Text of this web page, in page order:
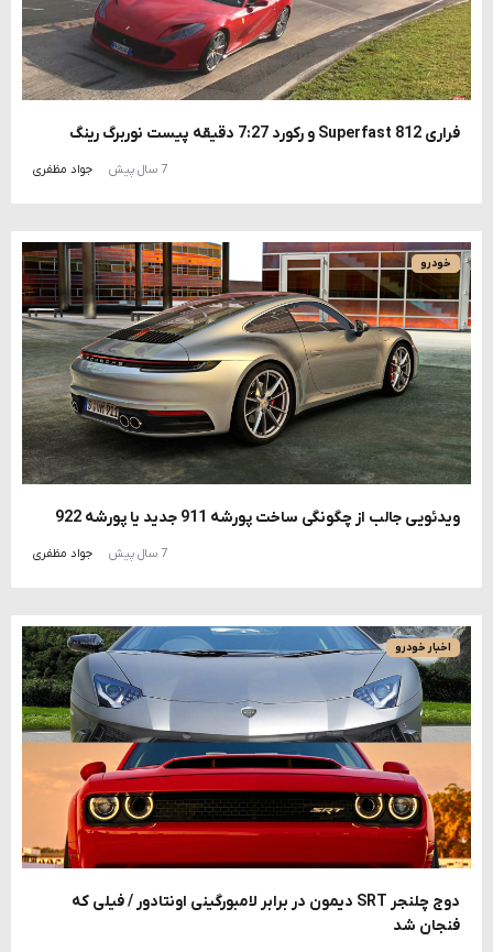
فراری 812 Superfast و رکورد 7:27 دقیقه پیست نوربرگ رینگ
7 سال پیش جواد مظفری
خودرو
ویدئویی جالب از چگونگی ساخت پورشه 911 جدید یا پورشه 922
7 سال پیش جواد مظفری
اخبار خودرو
دوج چلنجر SRT دیمون در برابر لامبورگینی اونتادور / فیلی که
فنجان شد